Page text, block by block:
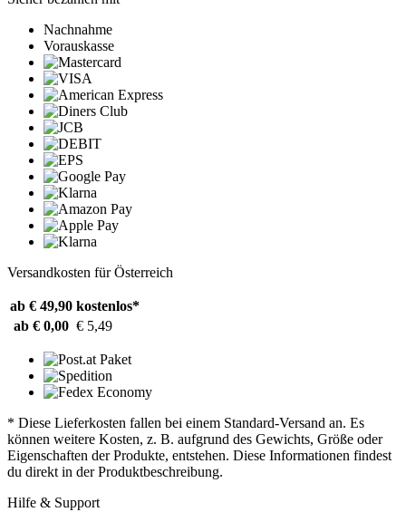
Nachnahme
Vorauskasse
Versandkosten für Österreich
ab € 49,90 kostenlos*
ab € 0,00 € 5,49
* Diese Lieferkosten fallen bei einem Standard-Versand an. Es
können weitere Kosten, z. B. aufgrund des Gewichts, Größe oder
Eigenschaften der Produkte, entstehen. Diese Informationen findest
du direkt in der Produktbeschreibung.
Hilfe & Support